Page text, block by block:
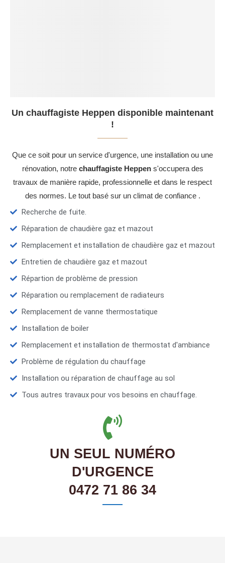
Un chauffagiste Heppen disponible maintenant
!
Que ce soit pour un service d'urgence, une installation ou une
rénovation, notre chauffagiste Heppens'occupera des
travaux de manière rapide, professionnelle et dans le respect
des normes. Le tout basé sur un climat de confiance .
Recherche de fuite.
Réparation de chaudière gaz et mazout
Remplacement et installation de chaudière gaz et mazout
Entretien de chaudière gaz et mazout
Répartion de problème de pression
Réparation ou remplacement de radiateurs
Remplacement de vanne thermostatique
Installation de boiler
Remplacement et installation de thermostat d'ambiance
Problème de régulation du chauffage
Installation ou réparation de chauffage au sol
Tous autres travaux pour vos besoins en chauffage.
UN SEUL NUMÉRO
D'URGENCE
0472 71 86 34